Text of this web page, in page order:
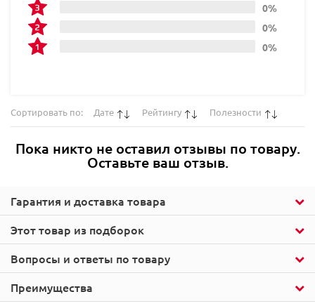
Этот товар из подборок
Гарантия и доставка товара
0%
0%
0%
Сортировать по: Дате Рейтингу Полезности
Пока никто не оставил отзывы по товару.
Оставьте ваш отзыв.
Вопросы и ответы по товару
Преимущества